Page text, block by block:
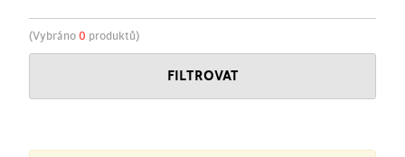
(Vybráno 0 produktů)
FILTROVAT